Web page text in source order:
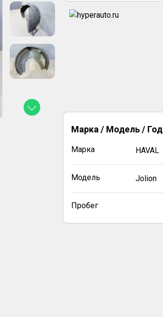
Марка / Модель / Год
Марка HAVAL
Модель Jolion
Пробег